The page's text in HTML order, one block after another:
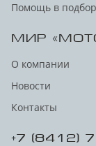
Помощь в
МИР
О компании
Новости
Контакты
+7 (8412)